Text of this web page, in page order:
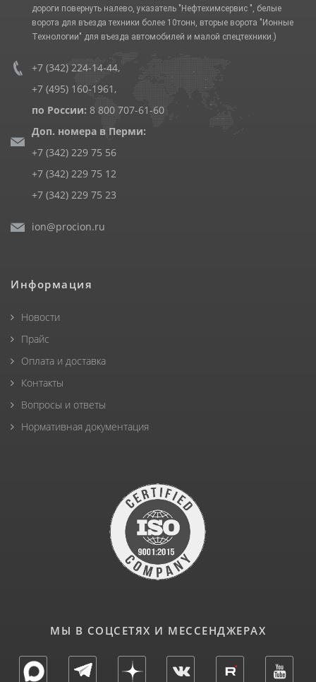
дороги повернуть налево, указатель "Нефтехимсервис ", белые
ворота для въезда техники более 10тонн, вторые ворота "Ионные
Технологии" для въезда автомобилей и малой спецтехники.)
+7 (342) 224-14-44,
+7 (495) 160-1961 ,
по России: 8 800 707-61-60
Доп. номера в Перми:
+7 (342) 229 75 56
+7 (342) 229 75 12
+7 (342) 229 75 23
ion@procion.ru
Информация
Новости
Прайс
Оплата и доставка
Контакты
Вопросы и ответы
Нормативная документация
МЫ В СОЦСЕТЯХ И МЕССЕНДЖЕРАХ